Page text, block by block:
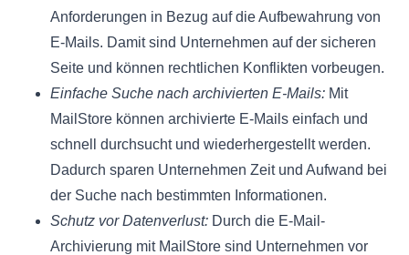
Anforderungen in Bezug auf die Aufbewahrung von
E-Mails. Damit sind Unternehmen auf der sicheren
Seite und können rechtlichen Konflikten vorbeugen.
Einfache Suche nach archivierten E-Mails: Mit
MailStore können archivierte E-Mails einfach und
schnell durchsucht und wiederhergestellt werden.
Dadurch sparen Unternehmen Zeit und Aufwand bei
der Suche nach bestimmten Informationen.
Schutz vor Datenverlust: Durch die E-Mail-
Archivierung mit MailStore sind Unternehmen vor